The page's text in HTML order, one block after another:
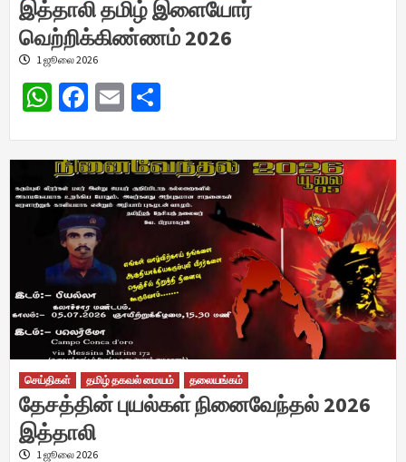
இத்தாலி தமிழ் இளையோர்
வெற்றிக்கிண்ணம் 2026
1 ஜூலை 2026
WhatsApp
Facebook
Email
செய்திகள் தமிழ் தகவல் மையம் தலையங்கம்
தேசத்தின் புயல்கள் நினைவேந்தல் 2026
இத்தாலி
1 ஜூலை 2026